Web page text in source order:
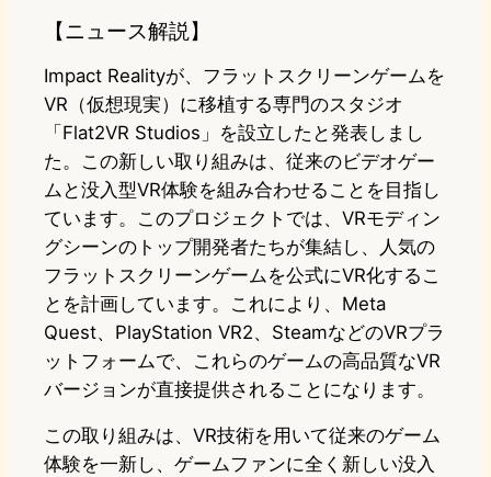
【ニュース解説】
Impact Realityが、フラットスクリーンゲームを
VR（仮想現実）に移植する専門のスタジオ
「Flat2VR Studios」を設立したと発表しまし
た。この新しい取り組みは、従来のビデオゲー
ムと没入型VR体験を組み合わせることを目指し
ています。このプロジェクトでは、VRモディン
グシーンのトップ開発者たちが集結し、人気の
フラットスクリーンゲームを公式にVR化するこ
とを計画しています。これにより、Meta
Quest、PlayStation VR2、SteamなどのVRプラ
ットフォームで、これらのゲームの高品質なVR
バージョンが直接提供されることになります。
この取り組みは、VR技術を用いて従来のゲーム
体験を一新し、ゲームファンに全く新しい没入